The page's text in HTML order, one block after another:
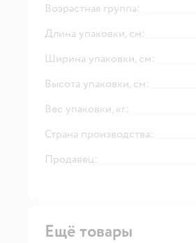
Возрастная группа:
Длина упаковки, см:
Ширина упаковки, см:
Высота упаковки, см:
Вес упаковки, кг:
Страна производства:
Продавец:
Ещё товары